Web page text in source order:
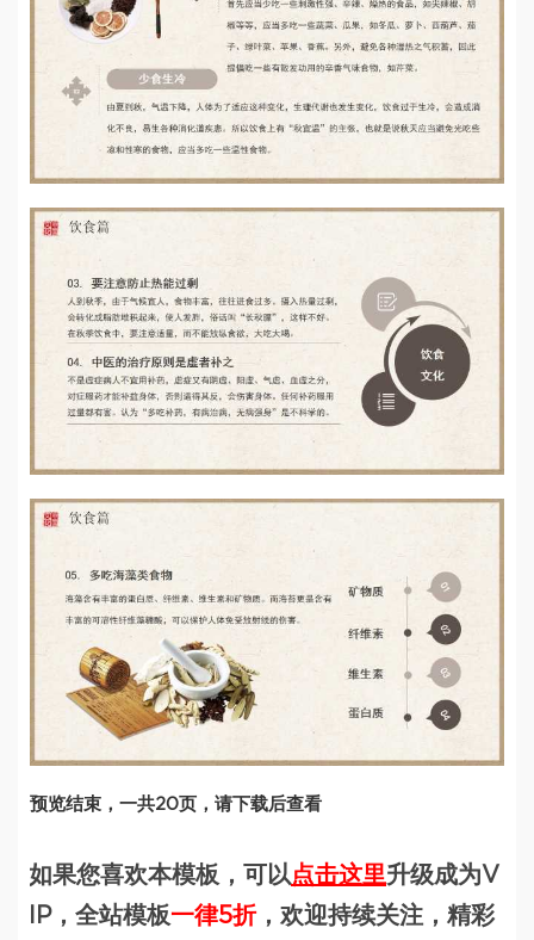
预览结束，一共20页，请下载后查看
如果您喜欢本模板，可以点击这里升级成为V
IP，全站模板一律5折，欢迎持续关注，精彩